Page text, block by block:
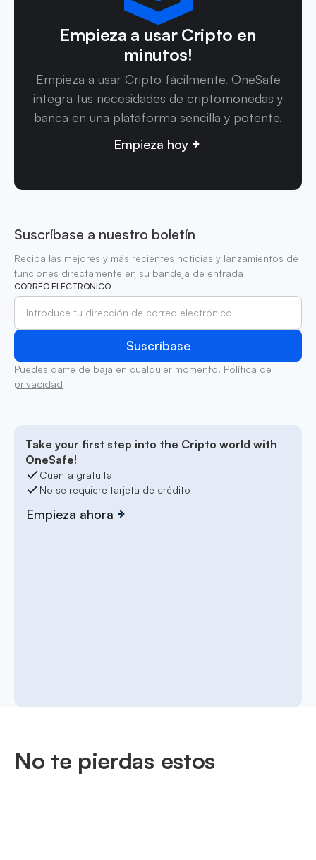
Empieza a usar Cripto en
minutos!
Empieza a usar Cripto fácilmente. OneSafe
integra tus necesidades de criptomonedas y
banca en una plataforma sencilla y potente.
Empieza hoy
Suscríbase a nuestro boletín
Reciba las mejores y más recientes noticias y lanzamientos de
funciones directamente en su bandeja de entrada
CORREO ELECTRÓNICO
Puedes darte de baja en cualquier momento. Política de
privacidad
Take your first step into the Cripto world with
OneSafe!
Cuenta gratuita
No se requiere tarjeta de crédito
Empieza ahora
No te pierdas estos